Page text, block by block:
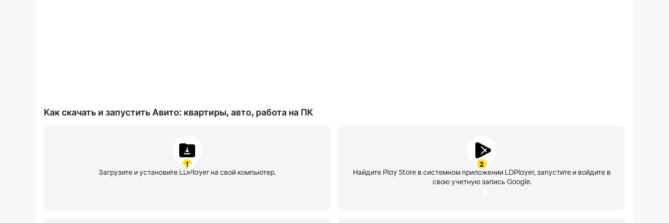
или разместите вакансии — специалисты в поисках работы откликнутся сами.
Устраивайтесь на работу рядом с домом.С фильтром «Вакансии рядом» будут видны объявления о работе в 10 км от вас. А если в родном городе
поиск работы затягивается и работодатели не реагируют на ваше резюме, найдите удалённую или вахтовую работу в банке вакансий Авито.
Как скачать и запустить Авито: квартиры, авто, работа на ПК
1
Загрузите и установите LDPlayer на свой компьютер.
2
Найдите Play Store в системном приложении LDPlayer, запустите и войдите в
свою учетную запись Google.